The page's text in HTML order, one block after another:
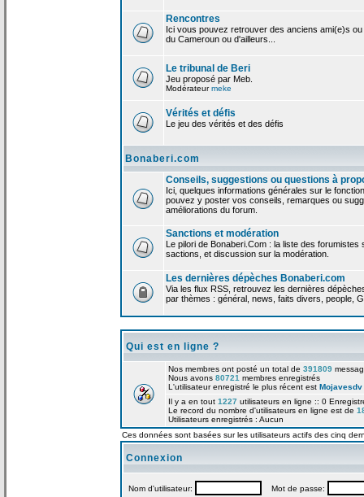
Rencontres
Ici vous pouvez retrouver des anciens ami(e)s
du Cameroun ou d'ailleurs...
Le tribunal de Beri
Jeu proposé par Meb.
Modérateurmeke
Vérités et défis
Le jeu des vérités et des défis
Bonaberi.com
Conseils, suggestions ou questions à
Ici, quelques informations générales sur le
pouvez y poster vos conseils, remarques ou
améliorations du forum.
Sanctions et modération
Le pilori de Bonaberi.Com : la liste des
sactions, et discussion sur la modération.
Les dernières dépèches Bonaberi.com
Via les flux RSS, retrouvez les dernières
par thèmes : général, news, faits divers, people,
Qui est en ligne ?
Nos membres ont posté un total de 391809
Nous avons 80721 membres enregistrés
L'utilisateur enregistré le plus récent est Mojavesdv
Il y a en tout 1227 utilisateurs en ligne :: 0
Le record du nombre d'utilisateurs en ligne est de
Utilisateurs enregistrés : Aucun
Ces données sont basées sur les utilisateurs actifs des cinq
Connexion
Nom d'utilisateur: Mot de passe: